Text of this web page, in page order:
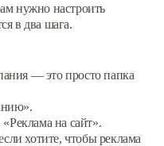
нужно настроить
в два шага.
— это просто папка
на сайт».
хотите, чтобы реклама